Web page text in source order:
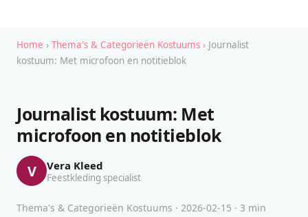
Home › Thema's & Categorieën Kostuums › Journalist
kostuum: Met microfoon en notitieblok
Journalist kostuum: Met
microfoon en notitieblok
V Vera Kleed
Feestkleding specialist
Thema's & Categorieën Kostuums · 2026-02-15 · 3 min